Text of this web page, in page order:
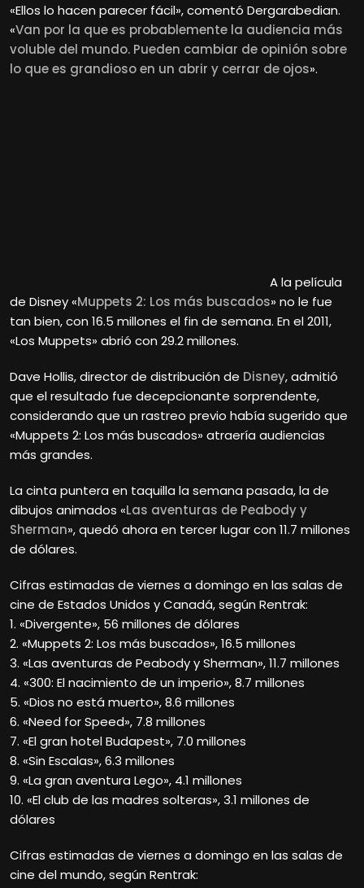
«Ellos lo hacen parecer fácil», comentó Dergarabedian.
«Van por la que es probablemente la audiencia más
voluble del mundo. Pueden cambiar de opinión sobre
lo que es grandioso en un abrir y cerrar de ojos».
A la película
de Disney «Muppets 2: Los más buscados» no le fue
tan bien, con 16.5 millones el fin de semana. En el 2011,
«Los Muppets» abrió con 29.2 millones.
Dave Hollis, director de distribución de Disney, admitió
que el resultado fue decepcionante sorprendente,
considerando que un rastreo previo había sugerido que
«Muppets 2: Los más buscados» atraería audiencias
más grandes.
La cinta puntera en taquilla la semana pasada, la de
dibujos animados «Las aventuras de Peabody y
Sherman», quedó ahora en tercer lugar con 11.7 millones
de dólares.
Cifras estimadas de viernes a domingo en las salas de
cine de Estados Unidos y Canadá, según Rentrak:
1. «Divergente», 56 millones de dólares
2. «Muppets 2: Los más buscados», 16.5 millones
3. «Las aventuras de Peabody y Sherman», 11.7 millones
4. «300: El nacimiento de un imperio», 8.7 millones
5. «Dios no está muerto», 8.6 millones
6. «Need for Speed», 7.8 millones
7. «El gran hotel Budapest», 7.0 millones
8. «Sin Escalas», 6.3 millones
9. «La gran aventura Lego», 4.1 millones
10. «El club de las madres solteras», 3.1 millones de
dólares
Cifras estimadas de viernes a domingo en las salas de
cine del mundo, según Rentrak: